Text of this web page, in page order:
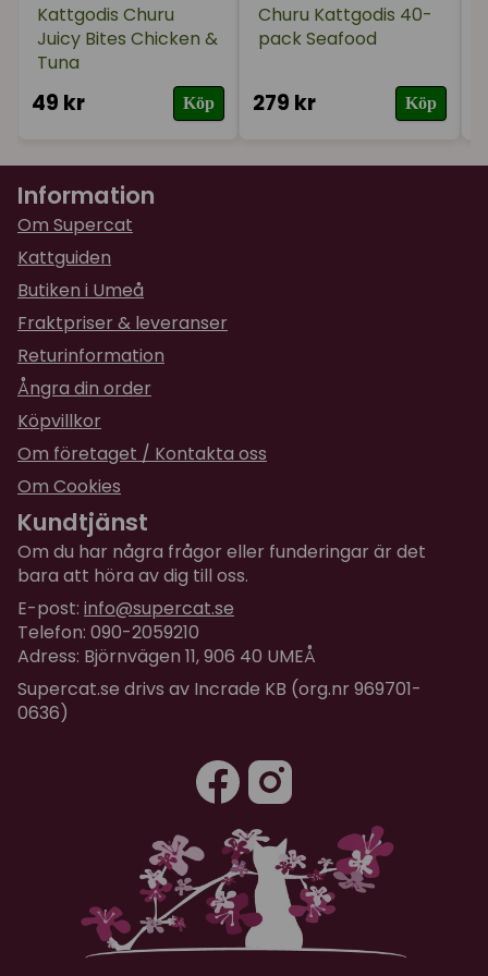
Evy
för 1 år sedan
★★★
Hej. Rolig boll ,katten gillar den verkligen.
för 1 år sedan
Katten tyckte den va lite läskig först, men nu är
det roligt att följa efter den :)
Camilla
för 1 år sedan
Katten tyckte den va lite läskig först, men nu är
det roligt att följa efter den :)
Kattgodis Churu
Juicy Bites Chicken &
Tuna
49 kr Köp
Churu Kattgodis 40-
pack Seafood
279 kr Köp
Information
Om Supercat
Kattguiden
Butiken i Umeå
Fraktpriser & leveranser
Returinformation
Ångra din order
Köpvillkor
Om företaget / Kontakta oss
Om Cookies
Kundtjänst
Om du har några frågor eller funderingar är det
bara att höra av dig till oss.
E-post: info@supercat.se
Telefon: 090-2059210
Adress: Björnvägen 11, 906 40 UMEÅ
Supercat.se drivs av Incrade KB (org.nr 969701-
0636)